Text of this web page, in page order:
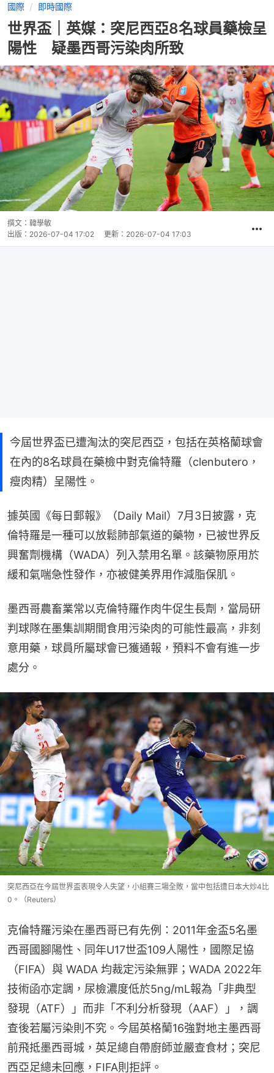
國際 即時國際
世界盃｜英媒：突尼西亞8名球員藥檢呈
陽性 疑墨西哥污染肉所致
撰文： 韓學敏
出版： 2026-07-04 17:02 更新： 2026-07-04 17:03
今屆世界盃已遭淘汰的突尼西亞，包括在英格蘭球會
在內的8名球員在藥檢中對克倫特羅（clenbutero，
瘦肉精）呈陽性。
據英國《每日郵報》（Daily Mail）7月3日披露，克
倫特羅是一種可以放鬆肺部氣道的藥物，已被世界反
興奮劑機構（WADA）列入禁用名單。該藥物原用於
緩和氣喘急性發作，亦被健美界用作減脂保肌。
墨西哥農畜業常以克倫特羅作肉牛促生長劑，當局研
判球隊在墨集訓期間食用污染肉的可能性最高，非刻
意用藥，球員所屬球會已獲通報，預料不會有進一步
處分。
突尼西亞在今屆世界盃表現令人失望，小組賽三場全敗，當中包括遭日本大炒4比
0。（Reuters）
克倫特羅污染在墨西哥已有先例：2011年金盃5名墨
西哥國腳陽性、同年U17世盃109人陽性，國際足協
（FIFA）與 WADA 均裁定污染無罪；WADA 2022年
技術函亦定調，尿檢濃度低於5ng/mL報為「非典型
發現（ATF）」而非「不利分析發現（AAF）」，調
查後若屬污染則不究。今屆英格蘭16強對地主墨西哥
前飛抵墨西哥城，英足總自帶廚師並嚴查食材；突尼
西亞足總未回應，FIFA則拒評。